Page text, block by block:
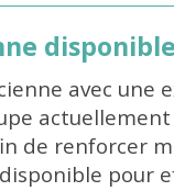
avec
de renforcer
pour